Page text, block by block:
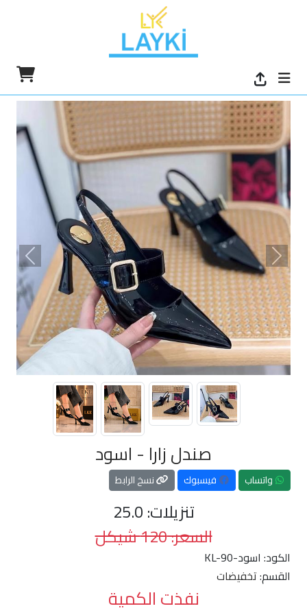
السابق التالي
صندل زارا - اسود
واتساب فيسبوك نسخ الرابط
تنزيلات: 25.0
السعر: 120 شيكل
الكود: KL-90-اسود
القسم:تخفيضات
نفذت الكمية